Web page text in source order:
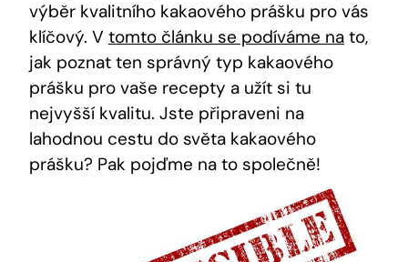
výběr kvalitního kakaového prášku pro vás
klíčový. V tomto článku se podíváme na to,
jak poznat ten správný typ kakaového
prášku pro vaše recepty a užít si tu
nejvyšší kvalitu. Jste připraveni na
lahodnou cestu do světa kakaového
prášku? Pak pojďme na to společně!